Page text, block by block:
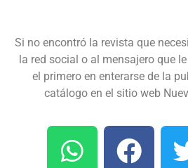
Si no encontró la revista que
la red social o al mensajero que
el primero en enterarse de la
catálogo en el sitio web